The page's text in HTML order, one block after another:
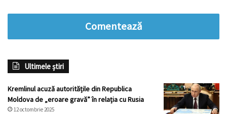
Comentează
Ultimele știri
Kremlinul acuză autoritățile din Republica
Moldova de „eroare gravă” în relația cu Rusia
12 octombrie 2025